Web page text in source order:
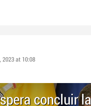
2023 at 10:08
concluir